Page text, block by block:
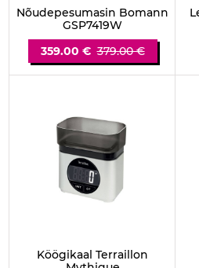
Nõudepesumasin Bomann
GSP7419W
359.00 € 379.00 €
Köögikaal Terraillon